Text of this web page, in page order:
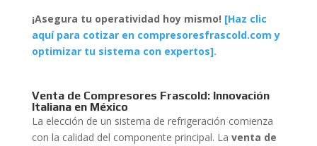
¡Asegura tu operatividad hoy mismo! [Haz clic
aquí para cotizar en compresoresfrascold.com y
optimizar tu sistema con expertos].
Venta de Compresores Frascold: Innovación
Italiana en México
La elección de un sistema de refrigeración comienza
con la calidad del componente principal. La venta de